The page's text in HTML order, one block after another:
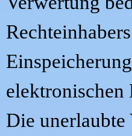
elektronischen
Die